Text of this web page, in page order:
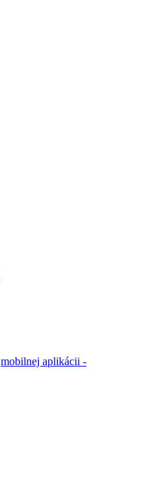
mobilnej aplikácii -